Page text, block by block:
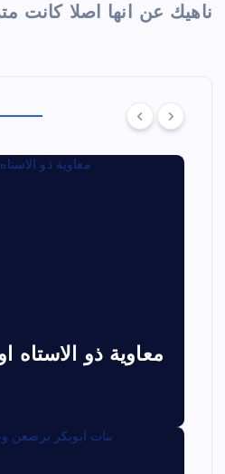
ناهيك عن انها اصلا كانت
معاوية ذو الاستاه